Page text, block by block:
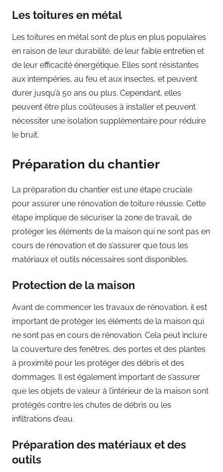
Les toitures en métal
Les toitures en métal sont de plus en plus populaires
en raison de leur durabilité, de leur faible entretien et
de leur efficacité énergétique. Elles sont résistantes
aux intempéries, au feu et aux insectes, et peuvent
durer jusqu’à 50 ans ou plus. Cependant, elles
peuvent être plus coûteuses à installer et peuvent
nécessiter une isolation supplémentaire pour réduire
le bruit.
Préparation du chantier
La préparation du chantier est une étape cruciale
pour assurer une rénovation de toiture réussie. Cette
étape implique de sécuriser la zone de travail, de
protéger les éléments de la maison qui ne sont pas en
cours de rénovation et de s’assurer que tous les
matériaux et outils nécessaires sont disponibles.
Protection de la maison
Avant de commencer les travaux de rénovation, il est
important de protéger les éléments de la maison qui
ne sont pas en cours de rénovation. Cela peut inclure
la couverture des fenêtres, des portes et des plantes
à proximité pour les protéger des débris et des
dommages. Il est également important de s’assurer
que les objets de valeur à l’intérieur de la maison sont
protégés contre les chutes de débris ou les
infiltrations d’eau.
Préparation des matériaux et des
outils